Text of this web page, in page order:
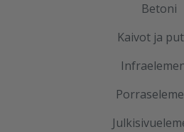
Betoni
Kaivot ja